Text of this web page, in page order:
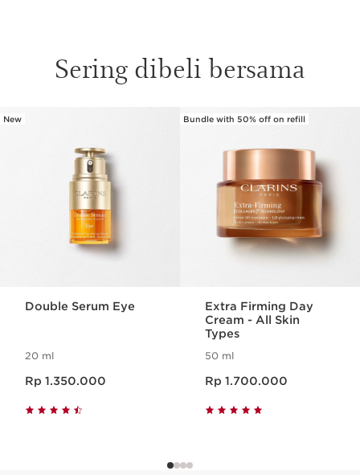
Sering dibeli bersama
New
Double Serum Eye
20 ml
Rp 1.350.000
Bundle with 50% off on refill
Extra Firming Day
Cream - All Skin
Types
50 ml
Rp 1.700.000